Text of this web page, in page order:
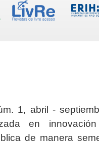
1, abril -
en
de manera